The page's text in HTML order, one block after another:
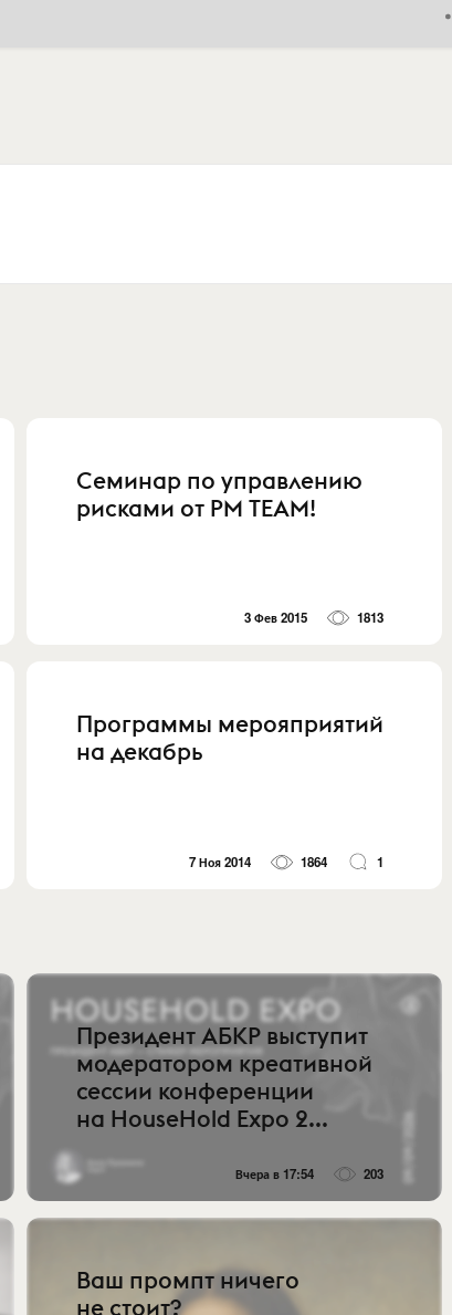
Семинар по управлению
рисками от PM TEAM!
3 Фев 2015 1813
Программы мерояприятий
на декабрь
7 Ноя 2014 1864 1
Президент АБКР выступит
модератором креативной
сессии конференции
на HouseHold Expo 2...
Вчера в 17:54 203
Ваш промпт ничего
не стоит?